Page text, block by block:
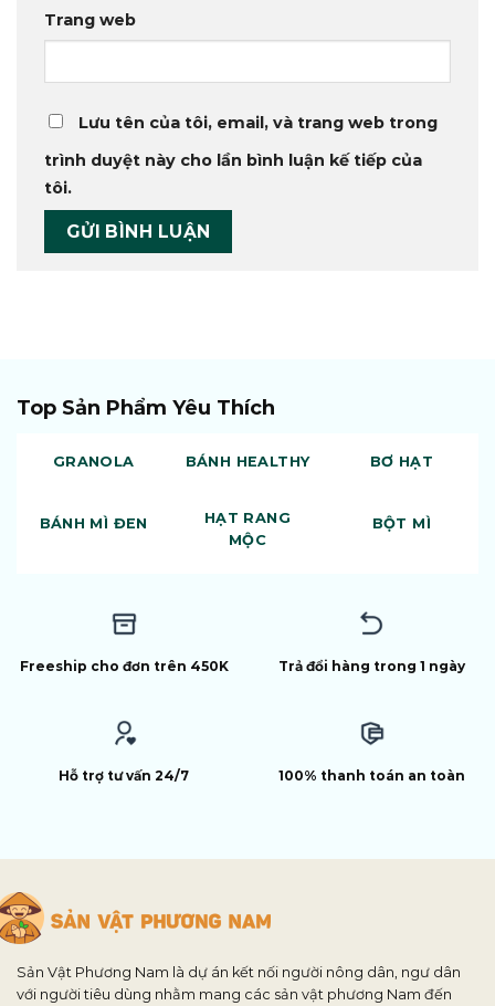
Trang web
Lưu tên của tôi, email, và trang web trong
trình duyệt này cho lần bình luận kế tiếp của
tôi.
Top Sản Phẩm Yêu Thích
GRANOLA BÁNH HEALTHY BƠ HẠT
BÁNH MÌ ĐEN
HẠT RANG
MỘC
BỘT MÌ
Freeship cho đơn trên 450K Trả đổi hàng trong 1 ngày
Hỗ trợ tư vấn 24/7 100% thanh toán an toàn
Sản Vật Phương Nam là dự án kết nối người nông dân, ngư dân
với người tiêu dùng nhằm mang các sản vật phương Nam đến